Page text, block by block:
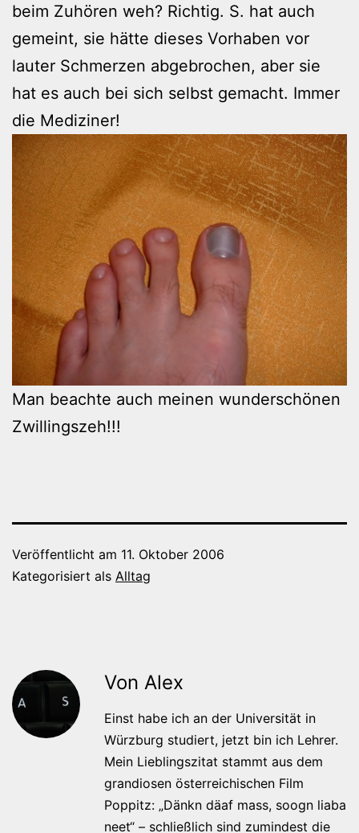
beim Zuhören weh? Richtig. S. hat auch
gemeint, sie hätte dieses Vorhaben vor
lauter Schmerzen abgebrochen, aber sie
hat es auch bei sich selbst gemacht. Immer
die Mediziner!
Man beachte auch meinen wunderschönen
Zwillingszeh!!!
Veröffentlicht am 11. Oktober 2006
Kategorisiert als Alltag
Von Alex
Einst habe ich an der Universität in
Würzburg studiert, jetzt bin ich Lehrer.
Mein Lieblingszitat stammt aus dem
grandiosen österreichischen Film
Poppitz: „Dänkn däaf mass, soogn liaba
neet“ – schließlich sind zumindest die